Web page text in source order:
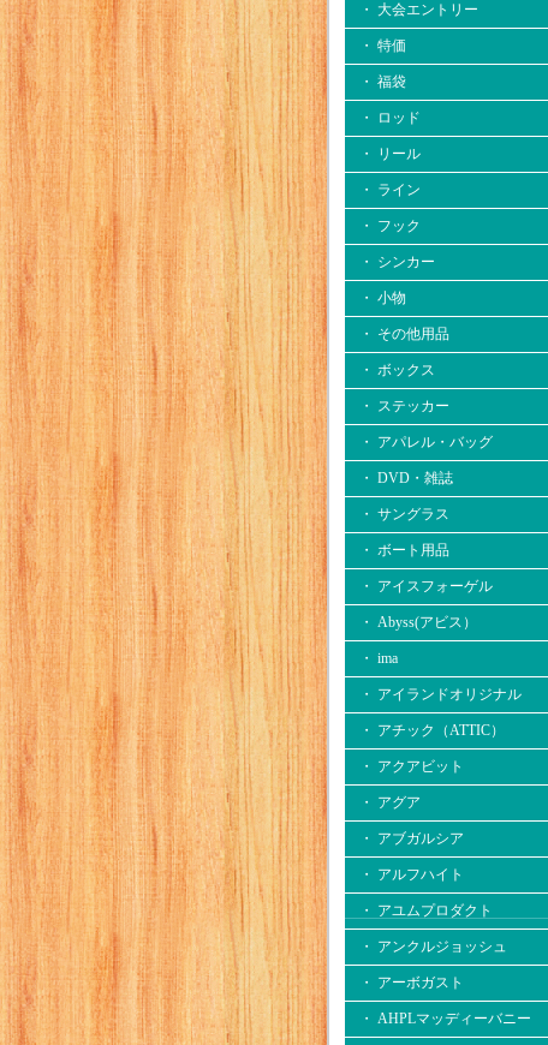
・ 大会エントリー
・ 特価
・ 福袋
・ ロッド
・ リール
・ ライン
・ フック
・ シンカー
・ 小物
・ その他用品
・ ボックス
・ ステッカー
・ アパレル・バッグ
・ DVD・雑誌
・ サングラス
・ ボート用品
・ アイスフォーゲル
・ Abyss(アビス）
・ ima
・ アイランドオリジナル
・ アチック（ATTIC）
・ アクアビット
・ アグア
・ アブガルシア
・ アルフハイト
・ アユムプロダクト
・ アンクルジョッシュ
・ アーボガスト
・ AHPLマッディーバニー